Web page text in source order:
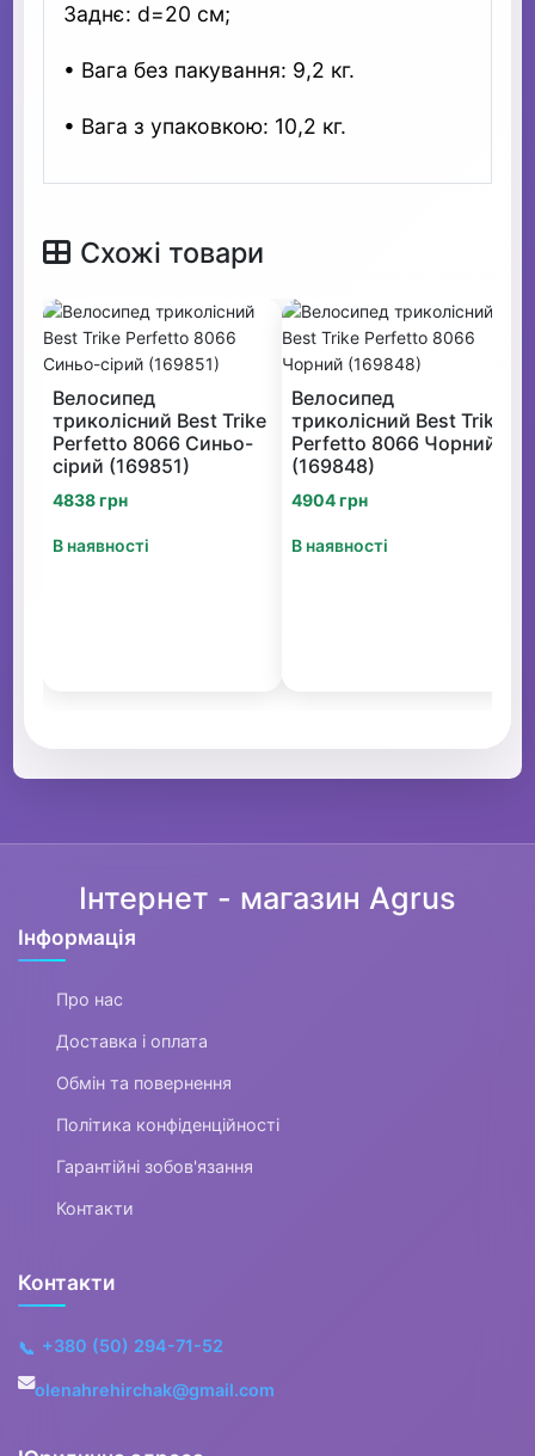
Заднє: d=20 см;
• Вага без пакування: 9,2 кг.
• Вага з упаковкою: 10,2 кг.
Схожі товари
Велосипед
триколісний Best Trike
Perfetto 8066 Синьо-
сірий (169851)
4838 грн
В наявності
Велосипед
триколісний Best Trike
Perfetto 8066 Чорний
(169848)
4904 грн
В наявності
Інтернет - магазин Agrus
Інформація
Про нас
Доставка і оплата
Обмін та повернення
Політика конфіденційності
Гарантійні зобов'язання
Контакти
Контакти
📞 +380 (50) 294-71-52
olenahrehirchak@gmail.com